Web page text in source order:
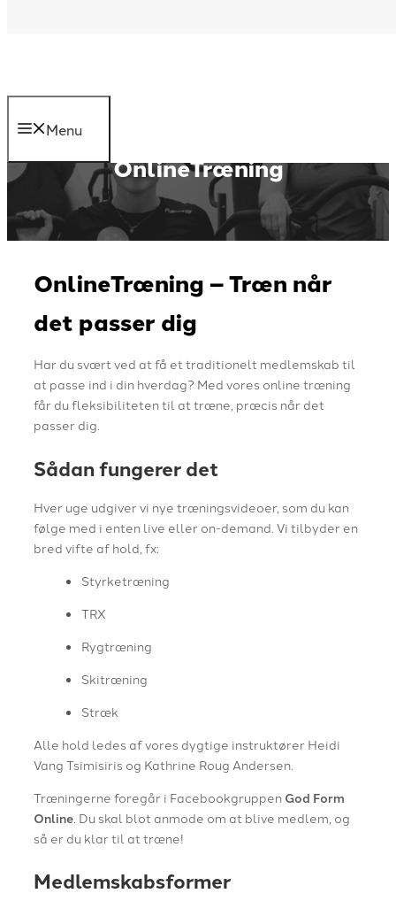
Menu
OnlineTræning
OnlineTræning – Træn når
det passer dig
Har du svært ved at få et traditionelt medlemskab til
at passe ind i din hverdag? Med vores online træning
får du fleksibiliteten til at træne, præcis når det
passer dig.
Sådan fungerer det
Hver uge udgiver vi nye træningsvideoer, som du kan
følge med i enten live eller on-demand. Vi tilbyder en
bred vifte af hold, fx:
Styrketræning
TRX
Rygtræning
Skitræning
Stræk
Alle hold ledes af vores dygtige instruktører Heidi
Vang Tsimisiris og Kathrine Roug Andersen.
Træningerne foregår i Facebookgruppen God Form
Online . Du skal blot anmode om at blive medlem, og
så er du klar til at træne!
Medlemskabsformer